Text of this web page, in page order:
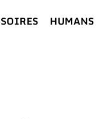
HUMANS